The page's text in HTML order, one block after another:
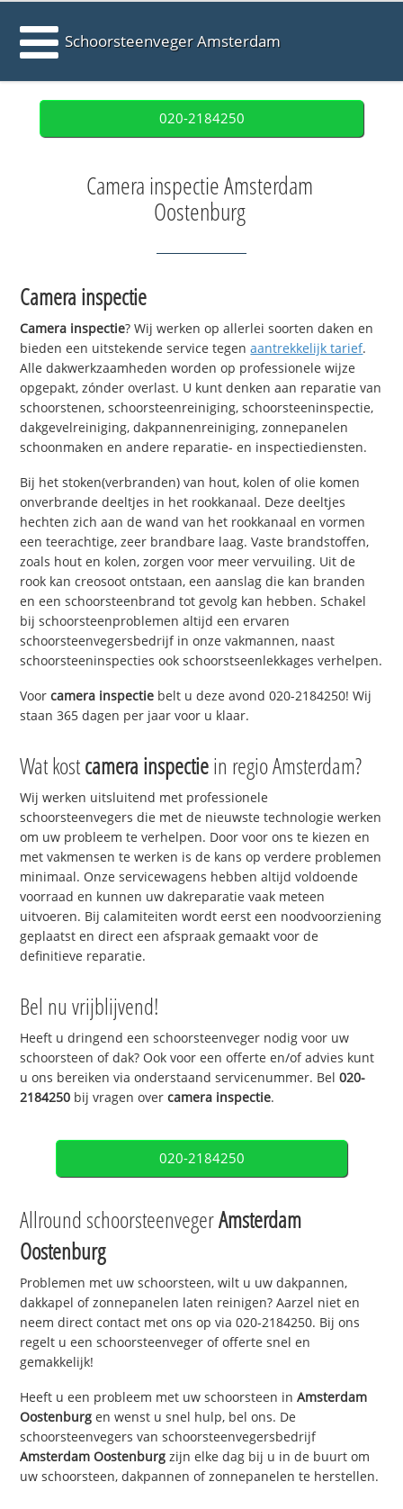
Schoorsteenveger Amsterdam
020-2184250
Camera inspectie Amsterdam
Oostenburg
Camera inspectie
Camera inspectie? Wij werken op allerlei soorten daken en
bieden een uitstekende service tegenaantrekkelijk tarief.
Alle dakwerkzaamheden worden op professionele wijze
opgepakt, zónder overlast. U kunt denken aan reparatie van
schoorstenen, schoorsteenreiniging, schoorsteeninspectie,
dakgevelreiniging, dakpannenreiniging, zonnepanelen
schoonmaken en andere reparatie- en inspectiediensten.
Bij het stoken(verbranden) van hout, kolen of olie komen
onverbrande deeltjes in het rookkanaal. Deze deeltjes
hechten zich aan de wand van het rookkanaal en vormen
een teerachtige, zeer brandbare laag. Vaste brandstoffen,
zoals hout en kolen, zorgen voor meer vervuiling. Uit de
rook kan creosoot ontstaan, een aanslag die kan branden
en een schoorsteenbrand tot gevolg kan hebben. Schakel
bij schoorsteenproblemen altijd een ervaren
schoorsteenvegersbedrijf in onze vakmannen, naast
schoorsteeninspecties ook schoorstseenlekkages verhelpen.
Voorcamera inspectie belt u deze avond 020-2184250! Wij
staan 365 dagen per jaar voor u klaar.
Wat kostcamera inspectiein regio Amsterdam?
Wij werken uitsluitend met professionele
schoorsteenvegers die met de nieuwste technologie werken
om uw probleem te verhelpen. Door voor ons te kiezen en
met vakmensen te werken is de kans op verdere problemen
minimaal. Onze servicewagens hebben altijd voldoende
voorraad en kunnen uw dakreparatie vaak meteen
uitvoeren. Bij calamiteiten wordt eerst een noodvoorziening
geplaatst en direct een afspraak gemaakt voor de
definitieve reparatie.
Bel nu vrijblijvend!
Heeft u dringend een schoorsteenveger nodig voor uw
schoorsteen of dak? Ook voor een offerte en/of advies kunt
u ons bereiken via onderstaand servicenummer. Bel020-
2184250 bij vragen overcamera inspectie.
020-2184250
Allround schoorsteenvegerAmsterdam
Oostenburg
Problemen met uw schoorsteen, wilt u uw dakpannen,
dakkapel of zonnepanelen laten reinigen? Aarzel niet en
neem direct contact met ons op via 020-2184250. Bij ons
regelt u een schoorsteenveger of offerte snel en
gemakkelijk!
Heeft u een probleem met uw schoorsteen inAmsterdam
Oostenburg en wenst u snel hulp, bel ons. De
schoorsteenvegers van schoorsteenvegersbedrijf
Amsterdam Oostenburg zijn elke dag bij u in de buurt om
uw schoorsteen, dakpannen of zonnepanelen te herstellen.